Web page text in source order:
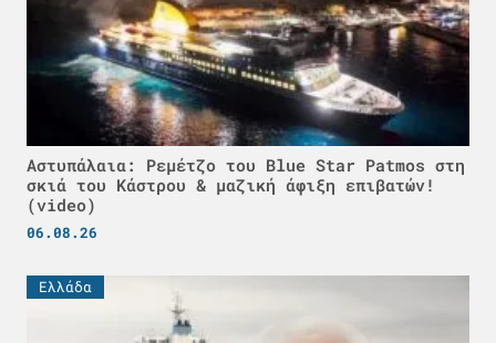
Αστυπάλαια: Ρεμέτζο του Blue Star Patmos στη
σκιά του Κάστρου & μαζική άφιξη επιβατών!
(video)
06.08.26
Ελλάδα